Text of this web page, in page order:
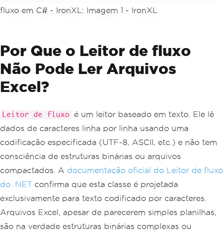
Por Que o Leitor de fluxo
Não Pode Ler Arquivos
Excel?
Leitor de fluxo
é um leitor baseado em texto. Ele lê
dados de caracteres linha por linha usando uma
codificação especificada (UTF-8, ASCII, etc.) e não tem
consciência de estruturas binárias ou arquivos
compactados. A documentação oficial do Leitor de fluxo
do .NET confirma que esta classe é projetada
exclusivamente para texto codificado por caracteres.
Arquivos Excel, apesar de parecerem simples planilhas,
são na verdade estruturas binárias complexas ou